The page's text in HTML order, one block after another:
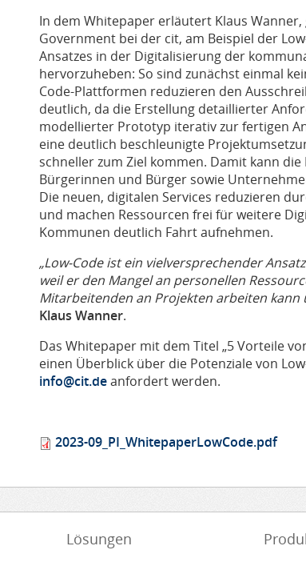
In dem Whitepaper erläutert Klaus
Government bei der cit, am Beispiel der
Ansatzes in der Digitalisierung der
hervorzuheben: So sind zunächst einmal
Code-Plattformen reduzieren den
deutlich, da die Erstellung detaillierter
modellierter Prototyp iterativ zur fertigen
eine deutlich beschleunigte
schneller zum Ziel kommen. Damit kann
Bürgerinnen und Bürger sowie
Die neuen, digitalen Services reduzieren
und machen Ressourcen frei für weitere
Kommunen deutlich Fahrt aufnehmen.
„Low-Code ist ein vielversprechender
weil er den Mangel an personellen
Mitarbeitenden an Projekten arbeiten
Klaus Wanner.
Das Whitepaper mit dem Titel „5 Vorteile
einen Überblick über die Potenziale von
info@cit.deanfordert werden.
2023-09_PI_WhitepaperLowCode.pdf
Lösungen